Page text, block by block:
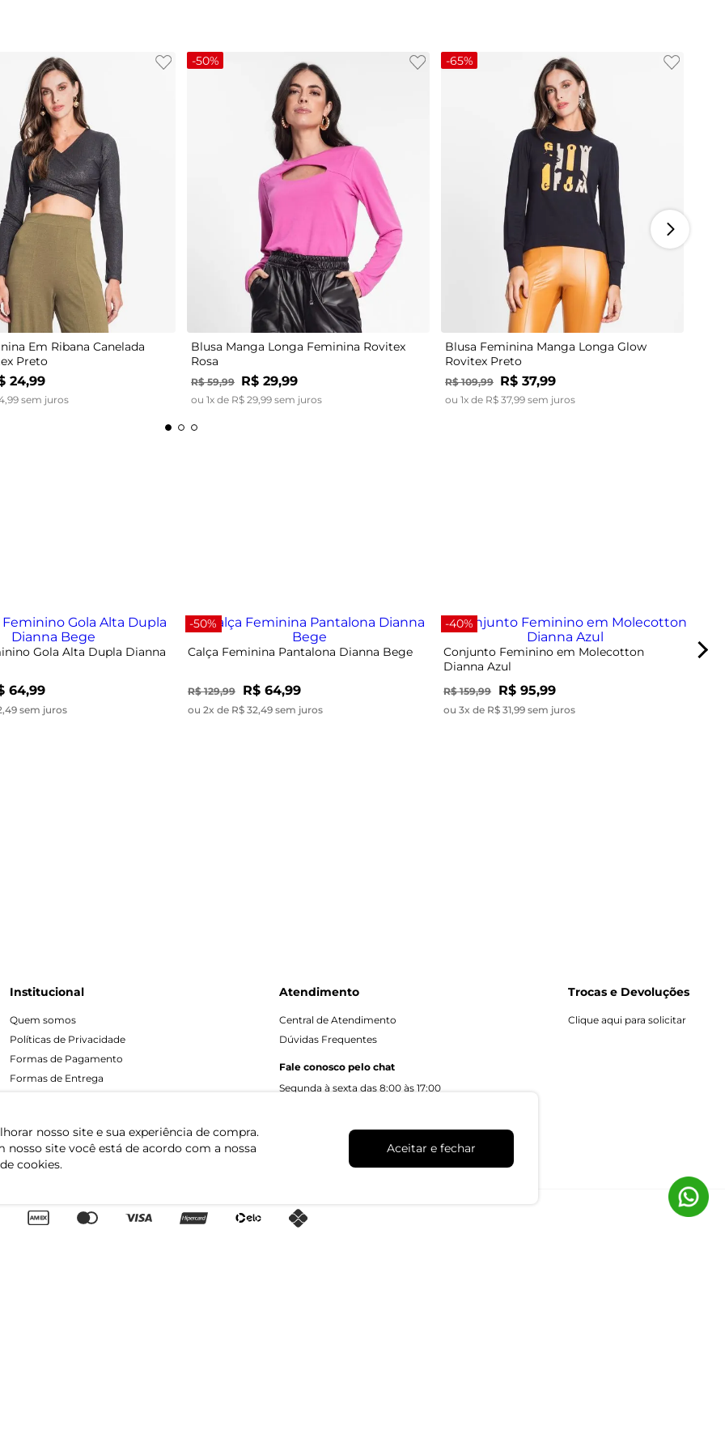
nosso site e sua experiência de compra.
site você está de acordo com a nossa
cookies.
Aceitar e fechar
Em Ribana Canelada
Preto
24,99
99 sem juros
-50%
P M G GG
Blusa Manga Longa Feminina Rovitex
Rosa
R$ 59,99 R$ 29,99
ou 1x de R$ 29 99 sem juros
-65%
G
Blusa Feminina Manga Longa Glow
Rovitex Preto
R$ 109,99 R$ 37,99
ou 1x de R$ 37,99 sem juros
Gola Alta Dupla Dianna
64,99
sem juros
-50%
Calça Feminina Pantalona Dianna Bege
R$ 129,99 R$ 64,99
ou 2x de R$ 32,49 sem juros
-40%
Conjunto Feminino em Molecotton
Dianna Azul
R$ 159,99 R$ 95,99
ou 3x de R$ 31,99 sem juros
Institucional
Quem somos
Políticas de Privacidade
Formas de Pagamento
Formas de Entrega
Canal de Denúncias | Ética
Igualdade Salarial
Atendimento
Central de Atendimento
Dúvidas Frequentes
Fale conosco pelo chat
Segunda à sexta das 8:00 às 17:00
Trocas e Devoluções
Clique aqui para solicitar